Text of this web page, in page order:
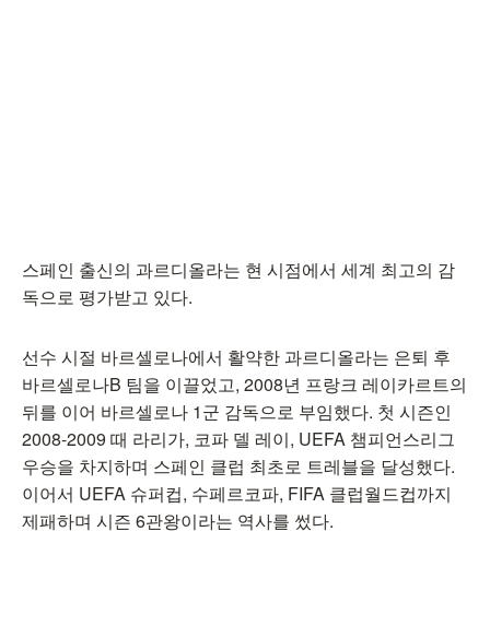
스페인 출신의 과르디올라는 현 시점에서 세계 최고의 감
독으로 평가받고 있다.
선수 시절 바르셀로나에서 활약한 과르디올라는 은퇴 후
바르셀로나B 팀을 이끌었고, 2008년 프랑크 레이카르트의
뒤를 이어 바르셀로나 1군 감독으로 부임했다. 첫 시즌인
2008-2009 때 라리가, 코파 델 레이, UEFA 챔피언스리그
우승을 차지하며 스페인 클럽 최초로 트레블을 달성했다.
이어서 UEFA 슈퍼컵, 수페르코파, FIFA 클럽월드컵까지
제패하며 시즌 6관왕이라는 역사를 썼다.